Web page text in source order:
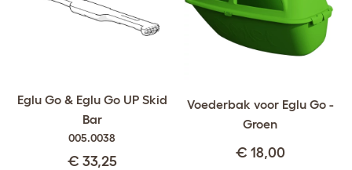
Eglu Go & Eglu Go UP Skid
Bar
005.0038
€ 33,25
Voederbak voor Eglu Go -
Groen
€ 18,00